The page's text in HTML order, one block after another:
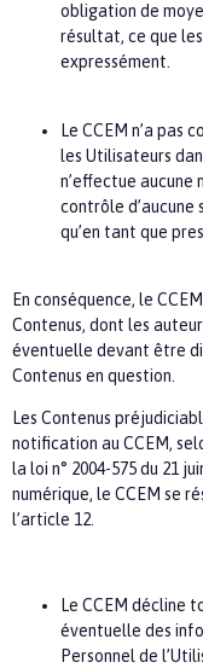
obligation de
résultat, ce que
expressément.
Le CCEM n’a pas
les Utilisateurs
n’effectue
contrôle d’aucune
qu’en tant que
En conséquence, le CCEM
Contenus, dont les
éventuelle devant être
Contenus en question.
Les Contenus
notification auCCEM,
la loi n° 2004-575 du 21
numérique, le CCEM se
l’article 12.
Le CCEM décline
éventuelle des
Personnel de